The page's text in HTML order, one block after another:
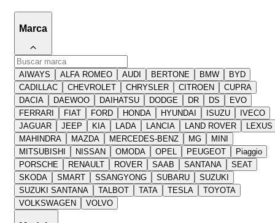
Marca
AIWAYS ALFA ROMEO AUDI BERTONE BMW
BYD
CADILLAC
CHEVROLET CHRYSLER CITROEN
CUPRA
DACIA
DAEWOO DAIHATSU DODGE DR DS
EVO
FERRARI
FIAT FORD HONDA HYUNDAI ISUZU
IVECO
JAGUAR
JEEP KIA LADA LANCIA LAND ROVER
LEXUS
MAHINDRA
MAZDA MERCEDES-BENZ MG
MINI
MITSUBISHI
NISSAN OMODA OPEL PEUGEOT
Piaggio
PORSCHE
RENAULT ROVER SAAB SANTANA
SEAT
SKODA
SMART SSANGYONG SUBARU
SUZUKI
SUZUKI SANTANA
TALBOT TATA TESLA
TOYOTA
VOLKSWAGEN
VOLVO